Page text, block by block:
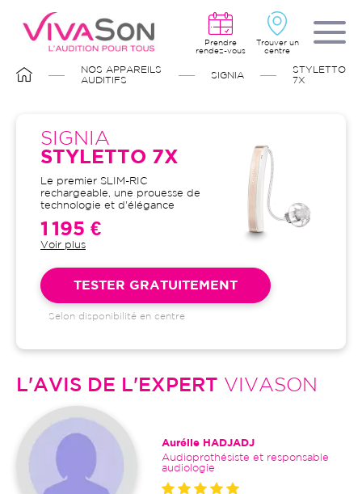
contenu
principal
Prendre
rendez-vous
Trouver un
centre
FIL
D'ARIANE
NOS APPAREILS
AUDITIFS
SIGNIA
STYLETTO
7X
SIGNIA
STYLETTO 7X
Le premier SLIM-RIC
rechargeable, une prouesse de
technologie et d'élégance
1 195 €
Voir plus
inclus : bilans auditifs, adaptation
initiale, visites de contrôle, visites
de réglages, dépannages
TESTER GRATUITEMENT
Selon disponibilité en centre
L'AVIS DE L'EXPERT VIVASON
Aurélie HADJADJ
Audioprothésiste et responsable
audiologie